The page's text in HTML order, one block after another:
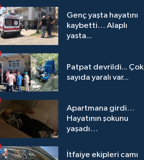
Genç yaşta hayatını
kaybetti… Alaplı
yasta...
Patpat devrildi... Çok
sayıda yaralı var...
Apartmana girdi…
Hayatının şokunu
yaşadı…
İtfaiye ekipleri camı